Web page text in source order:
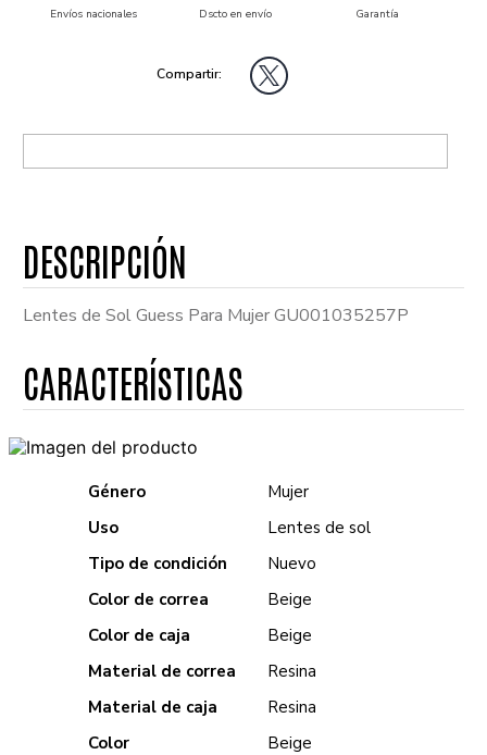
Envíos nacionales Dscto en envío Garantía
Lentes de Sol Guess Para Mujer GU001035257P
Género
Mujer
Uso
Lentes de sol
Tipo de condición
Nuevo
Color de correa
Beige
Color de caja
Beige
Material de correa
Resina
Material de caja
Resina
Color
Beige